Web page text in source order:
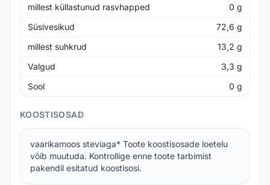
millest küllastunud rasvhapped
0 g
Süsivesikud
72,6 g
millest suhkrud
13,2 g
Valgud
3,3 g
Sool
0 g
KOOSTISOSAD
vaarikamoos steviaga* Toote koostisosade loetelu
võib muutuda. Kontrollige enne toote tarbimist
pakendil esitatud koostisosi.